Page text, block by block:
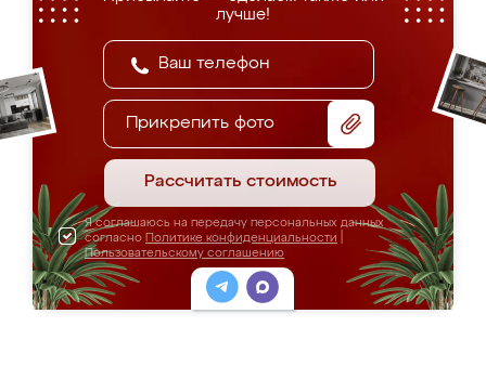
лучше!
Прикрепить фото
Рассчитать стоимость
Я соглашаюсь на передачу персональных данных
согласно Политике конфиденциальности
Пользовательскому соглашению